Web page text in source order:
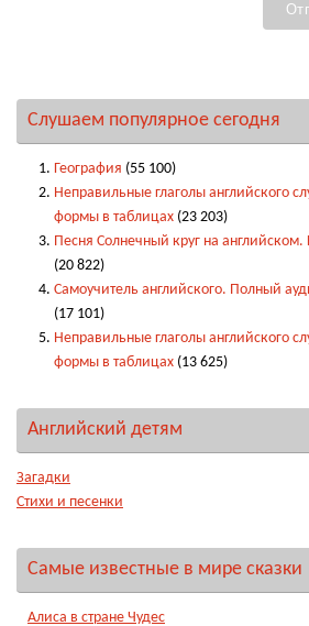
Слушаем популярное сегодня
География (55 100)
Неправильные глаголы английского
формы в таблицах (23 203)
Песня Солнечный круг на
(20 822)
Самоучитель английского. Полный
(17 101)
Неправильные глаголы английского
формы в таблицах (13 625)
Английский детям
Загадки
Стихи и песенки
Самые известные в мире сказки
Алиса в стране Чудес